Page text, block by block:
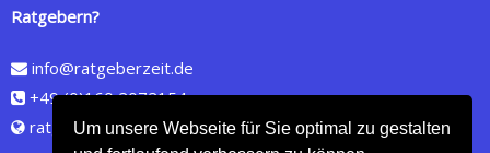
Um unsere Webseite für Sie optimal zu gestalten
Ratgebern?
info@ratgeberzeit.de
+49 (0)160 2072154
ratgeberzeit.de